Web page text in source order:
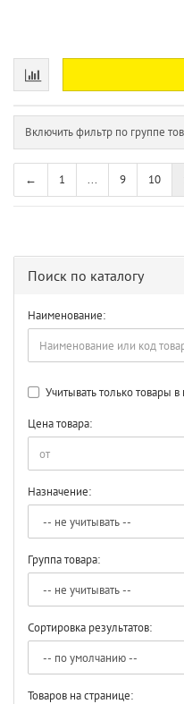
Включить фильтр по группе
← 1 ... 9 10
Поиск по каталогу
Наименование:
Учитывать только товары в
Цена товара:
Назначение:
Группа товара:
Сортировка результатов:
Товаров на странице: